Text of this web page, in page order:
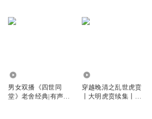
男女双播《四世同
堂》老舍经典|有声
穿越晚清之乱世虎贲
丨大明虎贲续集丨暴